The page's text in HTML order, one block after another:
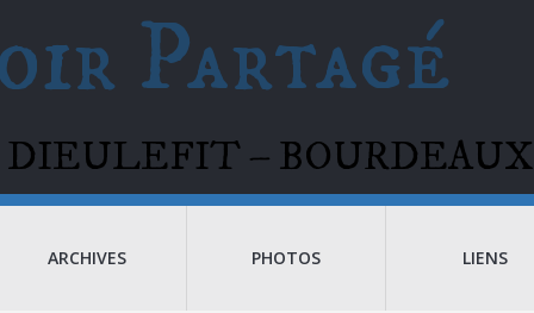
Partagé
DIEULEFIT – BOURDEAUX
ARCHIVES PHOTOS LIENS